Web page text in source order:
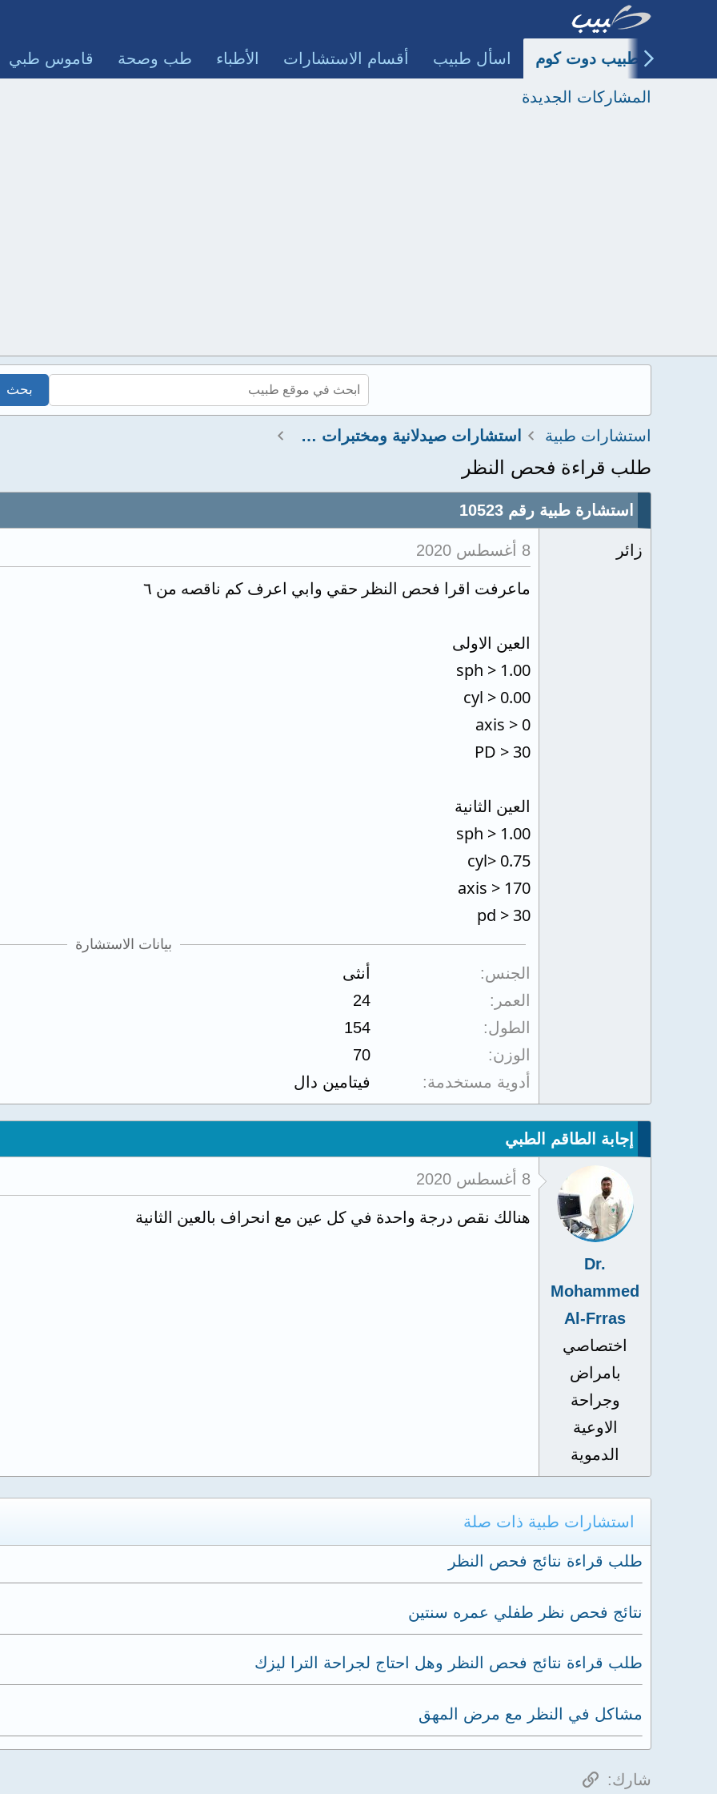
طبيب دوت كوم اسأل طبيب أقسام الاستشارات الأطباء طب وصحة قاموس طبي
المشاركات الجديدة
استشارات طبية استشارات صيدلانية ومختبرات طبية
طلب قراءة فحص النظر
استشارة طبية رقم 10523
زائر 8 أغسطس 2020
ماعرفت اقرا فحص النظر حقي وابي اعرف كم ناقصه من ٦
العين الاولى
sph > 1.00
cyl > 0.00
axis > 0
PD > 30
العين الثانية
sph > 1.00
cyl> 0.75
axis > 170
pd > 30
بيانات الاستشارة
الجنس
أنثى
العمر
24
الطول
154
الوزن
70
أدوية مستخدمة
فيتامين دال
إجابة الطاقم الطبي
Dr.
Mohammed
Al-Frras
اختصاصي
بامراض
وجراحة
الاوعية
الدموية
8 أغسطس 2020
هنالك نقص درجة واحدة في كل عين مع انحراف بالعين الثانية
استشارات طبية ذات صلة
طلب قراءة نتائج فحص النظر
نتائج فحص نظر طفلي عمره سنتين
طلب قراءة نتائج فحص النظر وهل احتاج لجراحة الترا ليزك
مشاكل في النظر مع مرض المهق
شارك: الرابط